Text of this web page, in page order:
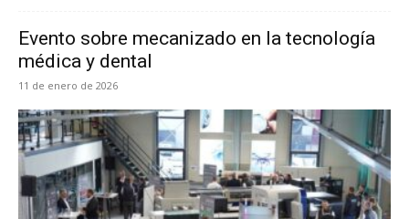
Evento sobre mecanizado en la tecnología
médica y dental
11 de enero de 2026